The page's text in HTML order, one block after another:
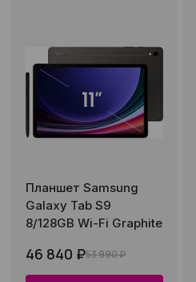
Планшет Samsung
Galaxy Tab S9
8/128GB Wi-Fi Graphite
46 840 ₽53 990 ₽